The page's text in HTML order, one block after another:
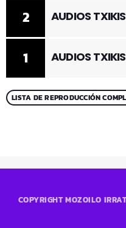
1 AUDIOS
2 AUDIOS
LISTA DE REPRODUCCIÓN
COPYRIGHT MOZOILO